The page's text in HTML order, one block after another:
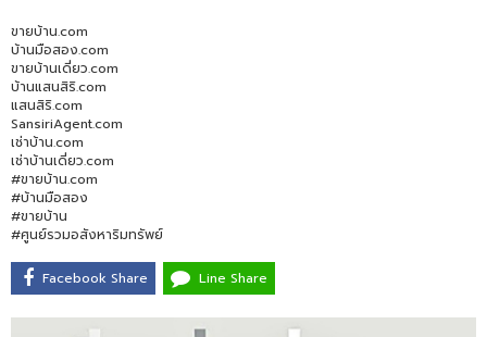
ขายบ้าน.com
บ้านมือสอง.com
ขายบ้านเดี่ยว.com
บ้านแสนสิริ.com
แสนสิริ.com
SansiriAgent.com
เช่าบ้าน.com
เช่าบ้านเดี่ยว.com
#ขายบ้าน.com
#บ้านมือสอง
#ขายบ้าน
#ศูนย์รวมอสังหาริมทรัพย์
Facebook Share Line Share